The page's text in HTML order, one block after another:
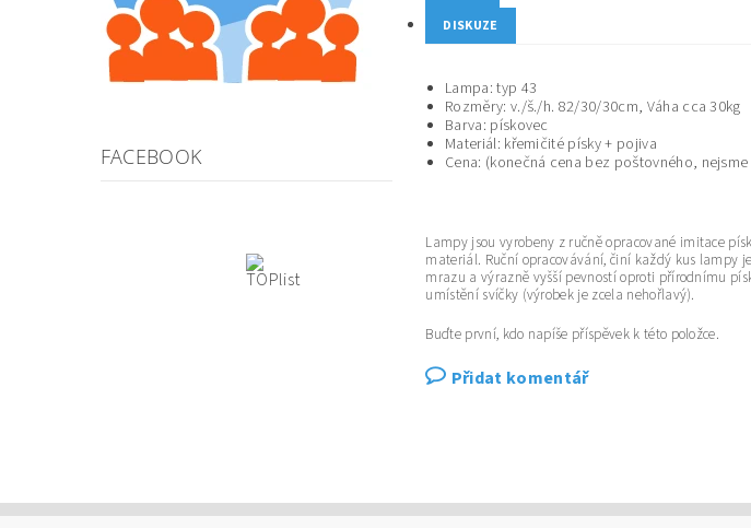
FACEBOOK
DISKUZE
Lampa: typ 43
Rozměry: v./š./h. 82/30/30cm, Váha cca 30kg
Barva: pískovec
Materiál: křemičité písky + pojiva
Cena: (konečná cena bez poštovného,
Lampy jsou vyrobeny z ručně opracované imitace
materiál. Ruční opracovávání, činí každý kus lampy
mrazu a výrazně vyšší pevností oproti přírodnímu
umístění svíčky (výrobek je zcela nehořlavý).
Buďte první, kdo napíše příspěvek k této položce.
Přidat komentář